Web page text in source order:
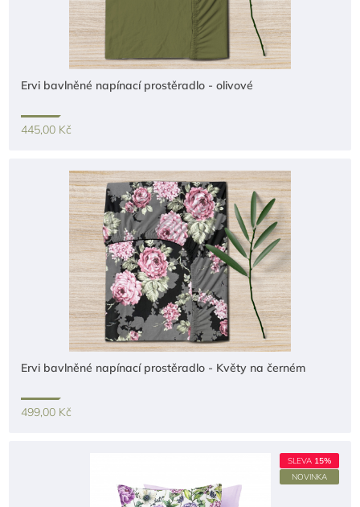
Ervi bavlněné napínací prostěradlo - olivové
445,00 Kč
Ervi bavlněné napínací prostěradlo - Květy na černém
499,00 Kč
SLEVA 15%
NOVINKA